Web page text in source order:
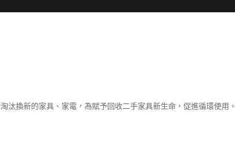
換新的家具、家電，為賦予回收二手家具新生命，促進循環使用。